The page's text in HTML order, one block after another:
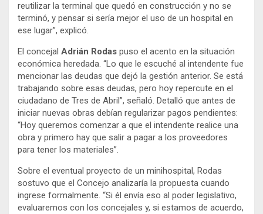
reutilizar la terminal que quedó en construcción y no se
terminó, y pensar si sería mejor el uso de un hospital en
ese lugar”, explicó.
El concejal Adrián Rodas puso el acento en la situación
económica heredada. “Lo que le escuché al intendente fue
mencionar las deudas que dejó la gestión anterior. Se está
trabajando sobre esas deudas, pero hoy repercute en el
ciudadano de Tres de Abril”, señaló. Detalló que antes de
iniciar nuevas obras debían regularizar pagos pendientes:
“Hoy queremos comenzar a que el intendente realice una
obra y primero hay que salir a pagar a los proveedores
para tener los materiales”.
Sobre el eventual proyecto de un minihospital, Rodas
sostuvo que el Concejo analizaría la propuesta cuando
ingrese formalmente. “Si él envía eso al poder legislativo,
evaluaremos con los concejales y, si estamos de acuerdo,